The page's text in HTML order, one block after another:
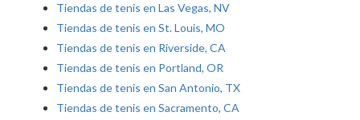
Tiendas de tenis en Las Vegas, NV
Tiendas de tenis en St. Louis, MO
Tiendas de tenis en Riverside, CA
Tiendas de tenis en Portland, OR
Tiendas de tenis en San Antonio, TX
Tiendas de tenis en Sacramento, CA